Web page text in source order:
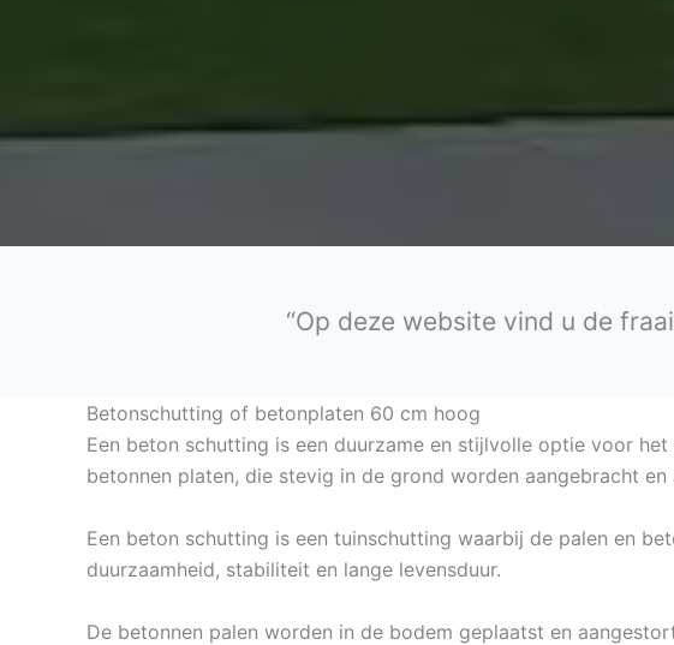
“Op deze website vind u de
Betonschutting of betonplaten 60 cm hoog
Een beton schutting is een duurzame en stijlvolle optie voor
betonnen platen, die stevig in de grond worden aangebracht
Een beton schutting is een tuinschutting waarbij de palen en
duurzaamheid, stabiliteit en lange levensduur.
De betonnen palen worden in de bodem geplaatst en